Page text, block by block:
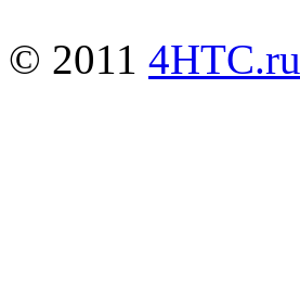
© 2011 4HTC.ru